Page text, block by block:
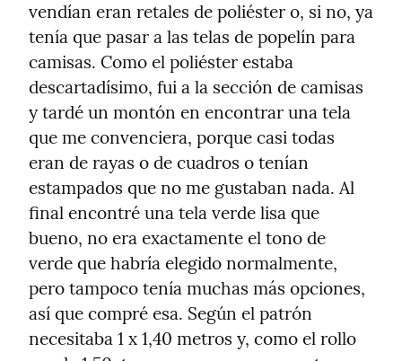
vendían eran retales de poliéster o, si no, ya
tenía que pasar a las telas de popelín para
camisas. Como el poliéster estaba
descartadísimo, fui a la sección de camisas
y tardé un montón en encontrar una tela
que me convenciera, porque casi todas
eran de rayas o de cuadros o tenían
estampados que no me gustaban nada. Al
final encontré una tela verde lisa que
bueno, no era exactamente el tono de
verde que habría elegido normalmente,
pero tampoco tenía muchas más opciones,
así que compré esa. Según el patrón
necesitaba 1 x 1,40 metros y, como el rollo